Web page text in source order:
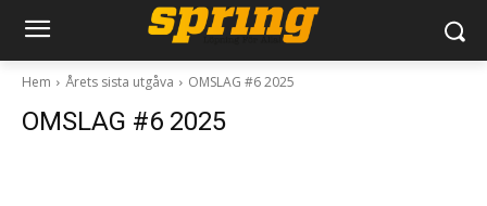
Hem Årets sista utgåva OMSLAG #6 2025
OMSLAG #6 2025